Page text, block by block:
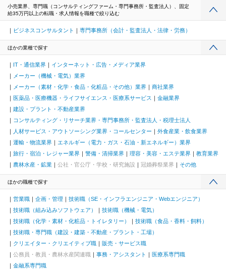
小売業界、専門職（コンサルティングファーム・専門事務所・監査法人）、固定
給35万円以上の転職・求人情報を職種で絞り込む
ビジネスコンサルタント 専門事務所（会計・監査法人・法律・労務）
ほかの業種で探す
IT・通信業界
インターネット・広告・メディア業界
メーカー（機械・電気）業界
メーカー（素材・化学・食品・化粧品・その他）業界
商社業界
医薬品・医療機器・ライフサイエンス・医療系サービス
金融業界
建設・プラント・不動産業界
コンサルティング・リサーチ業界・専門事務所・監査法人・税理士法人
人材サービス・アウトソーシング業界・コールセンター
外食産業・飲食業界
運輸・物流業界
エネルギー（電力・ガス・石油・新エネルギー）業界
旅行・宿泊・レジャー業界
警備・清掃業界 理容・美容・エステ業界
教育業界
農林水産・鉱業
公社・官公庁・学校・研究施設 冠婚葬祭業界 その他
ほかの職種で探す
営業職 企画・管理
技術職（SE・インフラエンジニア・Webエンジニア）
技術職（組み込みソフトウェア）
技術職（機械・電気）
技術職（化学・素材・化粧品・トイレタリー）
技術職（食品・香料・飼料）
技術職・専門職（建設・建築・不動産・プラント・工場）
クリエイター・クリエイティブ職
販売・サービス職
公務員・教員・農林水産関連職
事務・アシスタント
医療系専門職
金融系専門職